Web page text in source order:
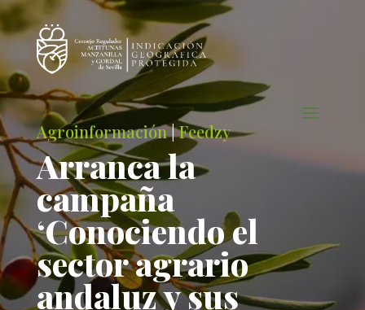
Agroinformación|Feedzy
Arranca la
campaña
‘Conociendo el
sector agrario
andaluz y sus